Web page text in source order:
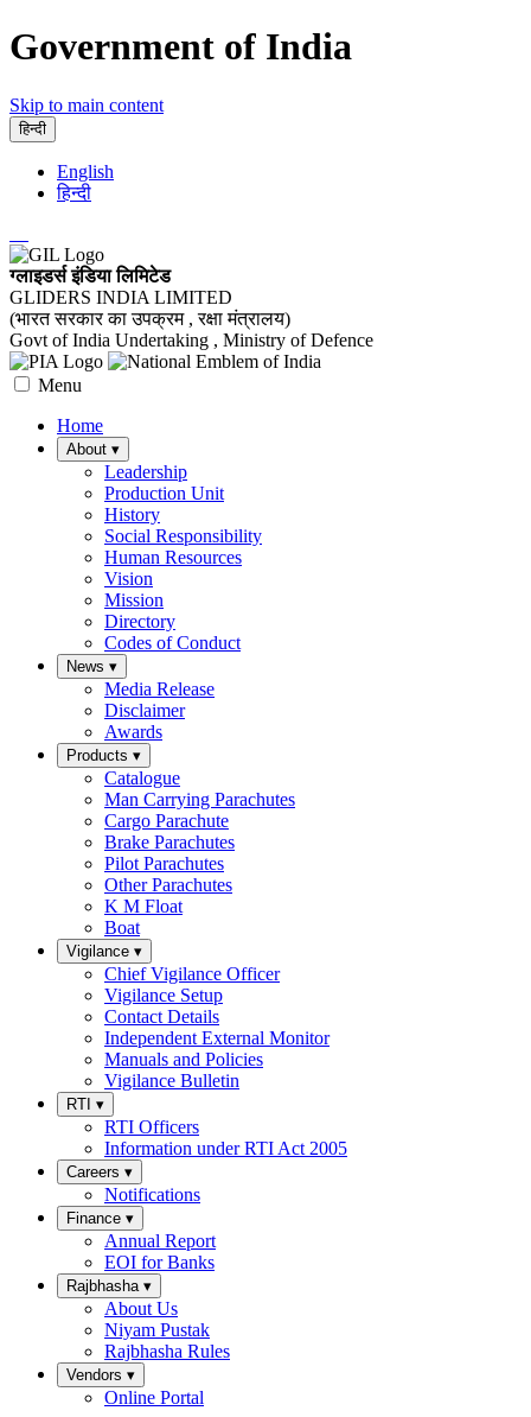
Government of India
Skip to main content
हिन्दी
English
हिन्दी
ग्लाइडर्स इंडिया लिमिटेड
GLIDERS INDIA LIMITED
(भारत सरकार का उपक्रम , रक्षा मंत्रालय)
Govt of India Undertaking , Ministry of Defence
Menu
Home
About ▾
Leadership
Production Unit
History
Social Responsibility
Human Resources
Vision
Mission
Directory
Codes of Conduct
News ▾
Media Release
Disclaimer
Awards
Products ▾
Catalogue
Man Carrying Parachutes
Cargo Parachute
Brake Parachutes
Pilot Parachutes
Other Parachutes
K M Float
Boat
Vigilance ▾
Chief Vigilance Officer
Vigilance Setup
Contact Details
Independent External Monitor
Manuals and Policies
Vigilance Bulletin
RTI ▾
RTI Officers
Information under RTI Act 2005
Careers ▾
Notifications
Finance ▾
Annual Report
EOI for Banks
Rajbhasha ▾
About Us
Niyam Pustak
Rajbhasha Rules
Vendors ▾
Online Portal